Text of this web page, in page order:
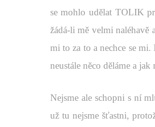
se mohlo udělat TOLIK
žádá-li mě velmi naléhavě
mi to za to a nechce se
neustále něco děláme a
Nejsme ale schopni s ní
už tu nejsme šťastni,